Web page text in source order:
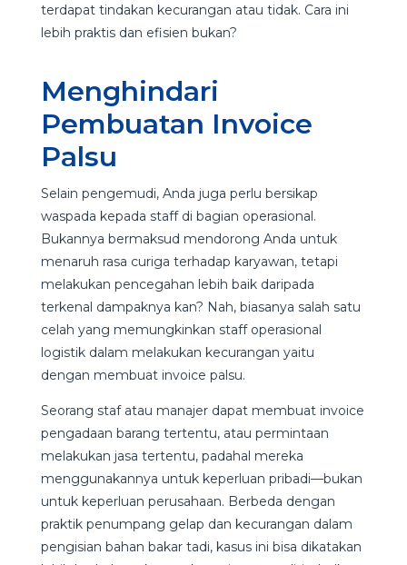
terdapat tindakan kecurangan atau tidak. Cara ini
lebih praktis dan efisien bukan?
Menghindari
Pembuatan Invoice
Palsu
Selain pengemudi, Anda juga perlu bersikap
waspada kepada staff di bagian operasional.
Bukannya bermaksud mendorong Anda untuk
menaruh rasa curiga terhadap karyawan, tetapi
melakukan pencegahan lebih baik daripada
terkenal dampaknya kan? Nah, biasanya salah satu
celah yang memungkinkan staff operasional
logistik dalam melakukan kecurangan yaitu
dengan membuat invoice palsu.
Seorang staf atau manajer dapat membuat invoice
pengadaan barang tertentu, atau permintaan
melakukan jasa tertentu, padahal mereka
menggunakannya untuk keperluan pribadi—bukan
untuk keperluan perusahaan. Berbeda dengan
praktik penumpang gelap dan kecurangan dalam
pengisian bahan bakar tadi, kasus ini bisa dikatakan